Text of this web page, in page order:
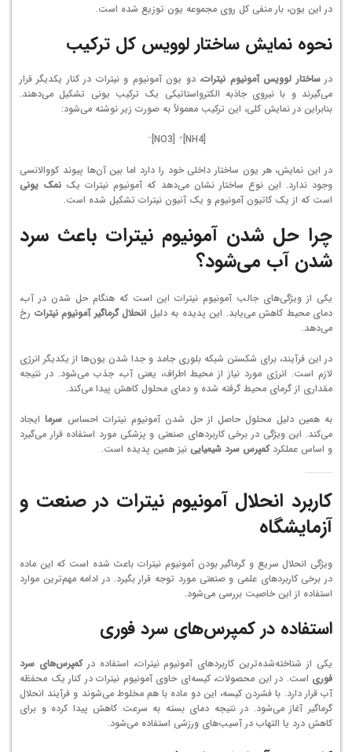
در این یون، بار منفی کل روی مجموعه یون توزیع شده است.
نحوه نمایش ساختار لوویس کل ترکیب
درساختار لوویس آمونیوم نیترات، دو یون آمونیوم و نیترات در کنار یکدیگر قرار
می‌گیرند و با نیروی جاذبه الکترواستاتیکی یک ترکیب یونی تشکیل می‌دهند.
بنابراین در نمایش کلی، این ترکیب معمولاً به صورت زیر نوشته می‌شود:
[NH4]⁺ [NO3]⁻
در این نمایش، هر یون ساختار داخلی خود را دارد اما بین آن‌ها پیوند کووالانسی
وجود ندارد. این نوع ساختار نشان می‌دهد که آمونیوم نیترات یک نمک یونی
است که از یک کاتیون آمونیوم و یک آنیون نیترات تشکیل شده است.
چرا حل شدن آمونیوم نیترات باعث سرد
شدن آب می‌شود؟
یکی از ویژگی‌های جالب آمونیوم نیترات این است که هنگام حل شدن در آب،
دمای محیط کاهش می‌یابد. این پدیده به دلیل انحلال گرماگیر آمونیوم نیترات رخ
می‌دهد.
در این فرآیند، برای شکستن شبکه بلوری جامد و جدا شدن یون‌ها از یکدیگر انرژی
لازم است. انرژی مورد نیاز از محیط اطراف، یعنی آب، جذب می‌شود. در نتیجه
مقداری از گرمای محیط گرفته شده و دمای محلول کاهش پیدا می‌کند.
به همین دلیل محلول حاصل از حل شدن آمونیوم نیترات احساس سرماایجاد
می‌کند. این ویژگی در برخی کاربردهای صنعتی و پزشکی مورد استفاده قرار می‌گیرد
و اساس عملکردکمپرس سرد شیمیایی نیز همین پدیده است.
کاربرد انحلال آمونیوم نیترات در صنعت و
آزمایشگاه
ویژگی انحلال سریع و گرماگیر بودن آمونیوم نیترات باعث شده است که این ماده
در برخی کاربردهای علمی و صنعتی مورد توجه قرار بگیرد. در ادامه مهم‌ترین موارد
استفاده از این خاصیت بررسی می‌شود.
استفاده در کمپرس‌های سرد فوری
یکی از شناخته‌شده‌ترین کاربردهای آمونیوم نیترات، استفاده درکمپرس‌های سرد
فوری است. در این محصولات، کیسه‌ای حاوی آمونیوم نیترات در کنار یک محفظه
آب قرار دارد. با فشردن کیسه، این دو ماده با هم مخلوط می‌شوند و فرآیند انحلال
گرماگیر آغاز می‌شود. در نتیجه دمای بسته به سرعت کاهش پیدا کرده و برای
کاهش درد یا التهاب در آسیب‌های ورزشی استفاده می‌شود.